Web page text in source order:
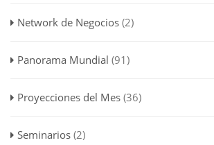
Network de Negocios (2)
Panorama Mundial (91)
Proyecciones del Mes (36)
Seminarios (2)